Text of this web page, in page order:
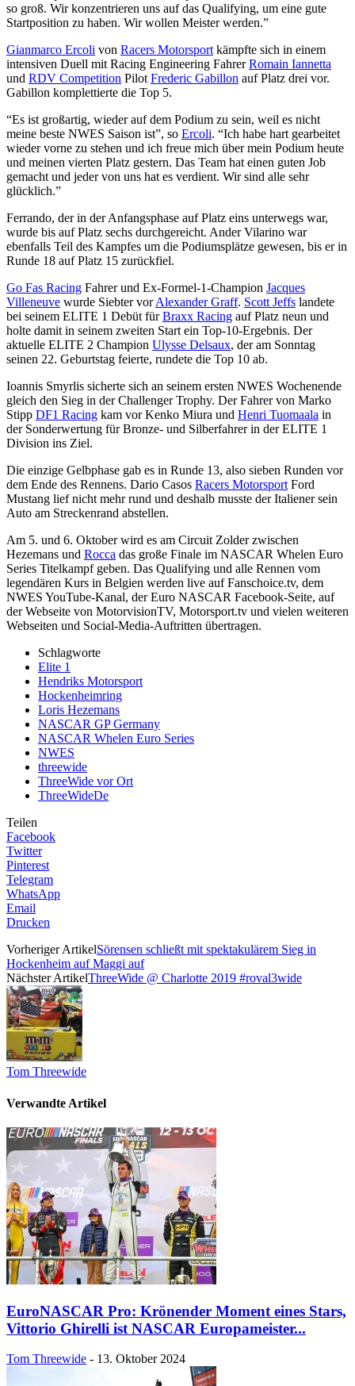
so groß. Wir konzentrieren uns auf das Qualifying, um eine gute
Startposition zu haben. Wir wollen Meister werden.”
Gianmarco Ercoli von Racers Motorsport kämpfte sich in einem
intensiven Duell mit Racing Engineering FahrerRomain Iannetta
und RDV Competition Pilot Frederic Gabillon auf Platz drei vor.
Gabillon komplettierte die Top 5.
“Es ist großartig, wieder auf dem Podium zu sein, weil es nicht
meine beste NWES Saison ist”, so Ercoli. “Ich habe hart gearbeitet
wieder vorne zu stehen und ich freue mich über mein Podium heute
und meinen vierten Platz gestern. Das Team hat einen guten Job
gemacht und jeder von uns hat es verdient. Wir sind alle sehr
glücklich.”
Ferrando, der in der Anfangsphase auf Platz eins unterwegs war,
wurde bis auf Platz sechs durchgereicht. Ander Vilarino war
ebenfalls Teil des Kampfes um die Podiumsplätze gewesen, bis er in
Runde 18 auf Platz 15 zurückfiel.
Go Fas Racing Fahrer und Ex-Formel-1-Champion Jacques
Villeneuve wurde Siebter vorAlexander Graff. Scott Jeffs landete
bei seinem ELITE 1 Debüt fürBraxx Racing auf Platz neun und
holte damit in seinem zweiten Start ein Top-10-Ergebnis. Der
aktuelle ELITE 2 Champion Ulysse Delsaux, der am Sonntag
seinen 22. Geburtstag feierte, rundete die Top 10 ab.
Ioannis Smyrlis sicherte sich an seinem ersten NWES Wochenende
gleich den Sieg in der Challenger Trophy. Der Fahrer von Marko
Stipp DF1 Racing kam vor Kenko Miura und Henri Tuomaala in
der Sonderwertung für Bronze- und Silberfahrer in der ELITE 1
Division ins Ziel.
Die einzige Gelbphase gab es in Runde 13, also sieben Runden vor
dem Ende des Rennens. Dario Casos Racers Motorsport Ford
Mustang lief nicht mehr rund und deshalb musste der Italiener sein
Auto am Streckenrand abstellen.
Am 5. und 6. Oktober wird es am Circuit Zolder zwischen
Hezemans und Rocca das große Finale im NASCAR Whelen Euro
Series Titelkampf geben. Das Qualifying und alle Rennen vom
legendären Kurs in Belgien werden live auf Fanschoice.tv, dem
NWES YouTube-Kanal, der Euro NASCAR Facebook-Seite, auf
der Webseite von MotorvisionTV, Motorsport.tv und vielen weiteren
Webseiten und Social-Media-Auftritten übertragen.
Schlagworte
Elite 1
Hendriks Motorsport
Hockenheimring
Loris Hezemans
NASCAR GP Germany
NASCAR Whelen Euro Series
NWES
threewide
ThreeWide vor Ort
ThreeWideDe
Teilen
Facebook
Twitter
Pinterest
Telegram
WhatsApp
Email
Drucken
Vorheriger ArtikelSörensen schließt mit spektakulärem Sieg in
Hockenheim auf Maggi auf
Nächster ArtikelThreeWide @ Charlotte 2019 #roval3wide
Tom Threewide
Verwandte Artikel
EuroNASCAR Pro: Krönender Moment eines Stars,
Vittorio Ghirelli ist NASCAR Europameister...
Tom Threewide - 13. Oktober 2024